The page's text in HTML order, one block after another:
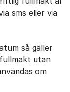
sms eller via
så gäller
utan
om